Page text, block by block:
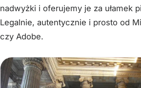
nadwyżki i oferujemy je za ułamek
Legalnie, autentycznie i prosto od
czy Adobe.